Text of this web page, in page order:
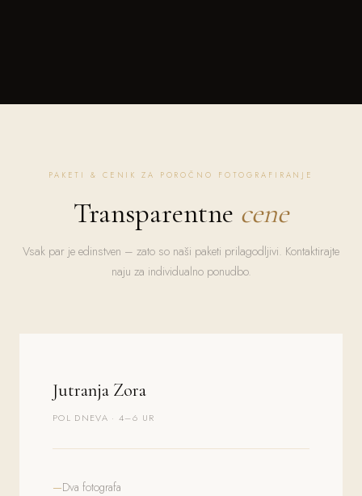
PAKETI & CENIK ZA POROČNO FOTOGRAFIRANJE
Transparentne cene
Vsak par je edinstven – zato so naši paketi prilagodljivi. Kontaktirajte
naju za individualno ponudbo.
Jutranja Zora
POL DNEVA · 4–6 UR
Dva fotografa